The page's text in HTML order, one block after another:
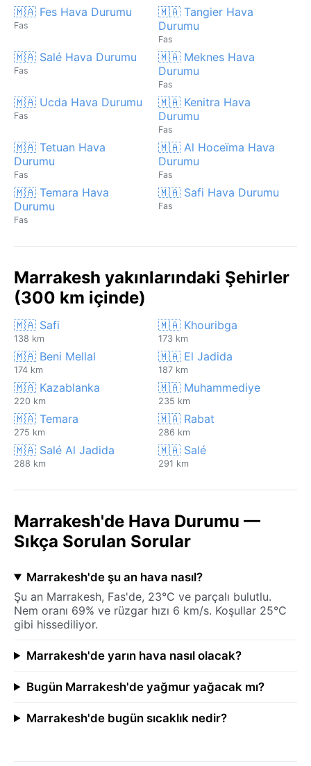
🇲🇦 Fes Hava Durumu
Fas
🇲🇦 Tangier Hava
Durumu
Fas
🇲🇦 Salé Hava Durumu
Fas
🇲🇦 Meknes Hava
Durumu
Fas
🇲🇦 Ucda Hava Durumu
Fas
🇲🇦 Kenitra Hava
Durumu
Fas
🇲🇦 Tetuan Hava
Durumu
Fas
🇲🇦 Al Hoceïma Hava
Durumu
Fas
🇲🇦 Temara Hava
Durumu
Fas
🇲🇦 Safi Hava Durumu
Fas
Marrakesh yakınlarındaki Şehirler
(300 km içinde)
🇲🇦 Safi
138 km
🇲🇦 Khouribga
173 km
🇲🇦 Beni Mellal
174 km
🇲🇦 El Jadida
187 km
🇲🇦 Kazablanka
220 km
🇲🇦 Muhammediye
235 km
🇲🇦 Temara
275 km
🇲🇦 Rabat
286 km
🇲🇦 Salé Al Jadida
288 km
🇲🇦 Salé
291 km
Marrakesh'de Hava Durumu —
Sıkça Sorulan Sorular
Marrakesh'de şu an hava nasıl?
Şu an Marrakesh, Fas'de, 23°C ve parçalı bulutlu.
Nem oranı 69% ve rüzgar hızı 6 km/s. Koşullar 25°C
gibi hissediliyor.
Marrakesh'de yarın hava nasıl olacak?
Bugün Marrakesh'de yağmur yağacak mı?
Marrakesh'de bugün sıcaklık nedir?